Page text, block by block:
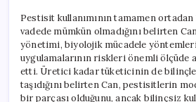
Pestisit kullanımının tamamen ortadan
vadede mümkün olmadığını belirten
yönetimi, biyolojik mücadele
uygulamalarının riskleri önemli ölçüde
etti. Üretici kadar tüketicinin de
taşıdığını belirten Can, pestisitlerin
bir parçası olduğunu, ancak bilinçsiz